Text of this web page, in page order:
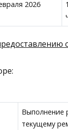
2026
Выполнение
текущему